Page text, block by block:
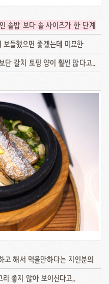
솥밥 보다 솥 사이즈가 한 단계
들했으면 좋겠는데 미묘한
단 갈치 토핑 양이 훨씬 많다고..
해서 먹을만하다는 지인분의
좋지 않아 보이신다고..